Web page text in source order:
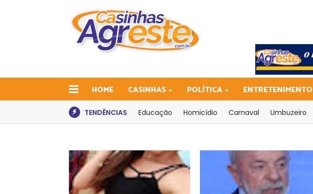
HOME CASINHAS POLÍTICA ENTRETENIMENTO
TENDÊNCIAS Educação Homicídio Carnaval Umbuzeiro